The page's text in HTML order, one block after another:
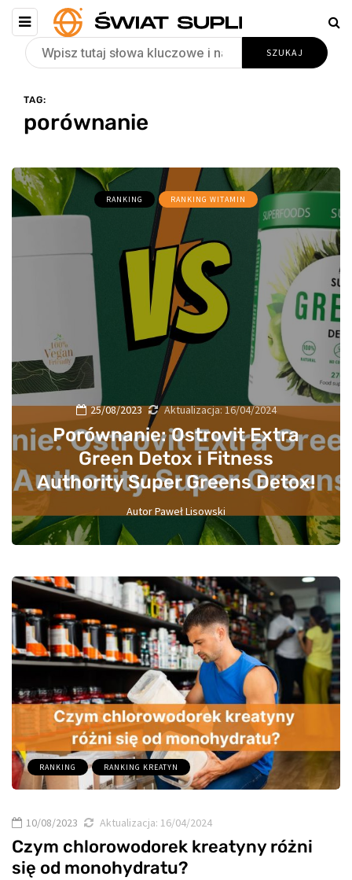
TAG:
porównanie
RANKING RANKING WITAMIN
25/08/2023 Aktualizacja:16/04/2024
Porównanie: Ostrovit Extra
Green Detox i Fitness
Authority Super Greens Detox!
AutorPaweł Lisowski
0
RANKING RANKING KREATYN
10/08/2023 Aktualizacja: 16/04/2024
Czym chlorowodorek kreatyny różni
się od monohydratu?